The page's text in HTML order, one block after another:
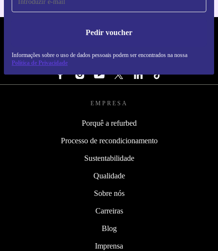
Pedir voucher
Informações sobre o uso de dados pessoais podem ser encontrados na nossa
Política de Privacidade
REFURBED PORTUGAL - RETHINK NEW.
SEGUE-NOS
EMPRESA
Porquê a refurbed
Processo de recondicionamento
Sustentabilidade
Qualidade
Sobre nós
Carreiras
Blog
Imprensa